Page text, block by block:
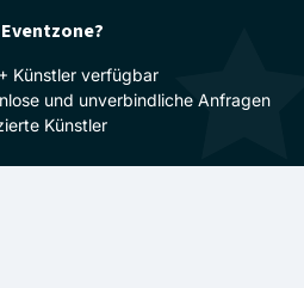
Künstler verfügbar
und unverbindliche Anfragen
Künstler